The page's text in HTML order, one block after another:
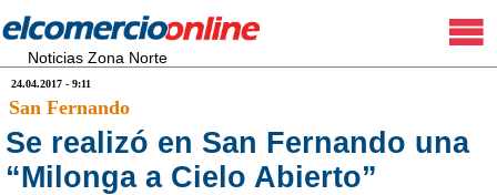
Noticias Zona Norte
24.04.2017 - 9:11
San Fernando
Se realizó en San Fernando una
“Milonga a Cielo Abierto”